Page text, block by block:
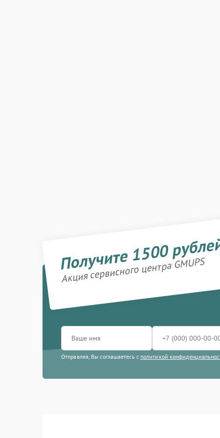
Получите 1500
Акция сервисного центра GMUPS
Отправляя, Вы соглашаетесь с политикой